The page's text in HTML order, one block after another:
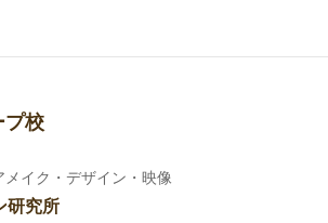
プ校
イク・デザイン・映像
研究所